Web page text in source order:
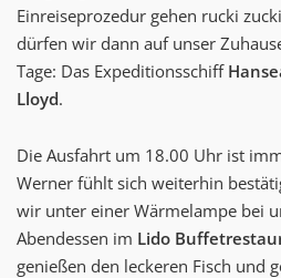
Einreiseprozedur gehen rucki
dürfen wir dann auf unser
Tage: Das Expeditionsschiff
Lloyd.
Die Ausfahrt um 18.00 Uhr ist
Werner fühlt sich weiterhin
wir unter einer Wärmelampe bei
Abendessen im Lido
genießen den leckeren Fisch und